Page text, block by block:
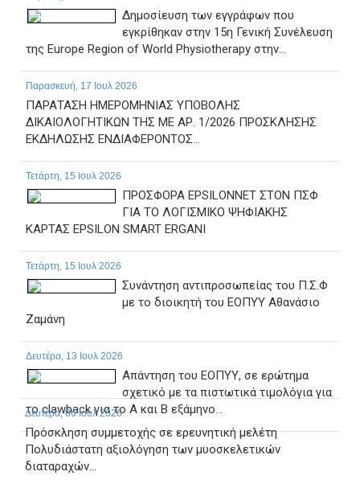
Δημοσίευση των εγγράφων που
εγκρίθηκαν στην 15η Γενική Συνέλευση
της Europe Region of World Physiotherapy στην...
Παρασκευή, 17 Ιουλ 2026
ΠΑΡΑΤΑΣΗ ΗΜΕΡΟΜΗΝΙΑΣ ΥΠΟΒΟΛΗΣ
ΔΙΚΑΙΟΛΟΓΗΤΙΚΩΝ ΤΗΣ ΜΕ ΑΡ. 1/2026 ΠΡΟΣΚΛΗΣΗΣ
ΕΚΔΗΛΩΣΗΣ ΕΝΔΙΑΦΕΡΟΝΤΟΣ...
Τετάρτη, 15 Ιουλ 2026
ΠΡΟΣΦΟΡΑ EPSILONNET ΣΤΟΝ ΠΣΦ
ΓΙΑ ΤΟ ΛΟΓΙΣΜΙΚΟ ΨΗΦΙΑΚΗΣ
ΚΑΡΤΑΣ EPSILON SMART ERGANI
Τετάρτη, 15 Ιουλ 2026
Συνάντηση αντιπροσωπείας του Π.Σ.Φ
με το διοικητή του ΕΟΠΥΥ Αθανάσιο
Ζαμάνη
Δευτέρα, 13 Ιουλ 2026
Απάντηση του ΕΟΠΥΥ, σε ερώτημα
σχετικό με τα πιστωτικά τιμολόγια για
το clawback για το Α και Β εξάμηνο...
Δευτέρα, 06 Ιουλ 2026
Πρόσκληση συμμετοχής σε ερευνητική μελέτη
Πολυδιάστατη αξιολόγηση των μυοσκελετικών
διαταραχών...